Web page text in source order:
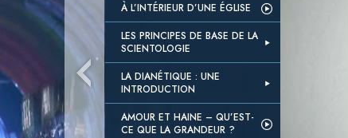
À L’INTÉRIEUR D’UNE ÉGLISE
LES PRINCIPES DE BASE DE LA
SCIENTOLOGIE
LA DIANÉTIQUE : UNE
INTRODUCTION
AMOUR ET HAINE – QU’EST-
CE QUE LA GRANDEUR ?